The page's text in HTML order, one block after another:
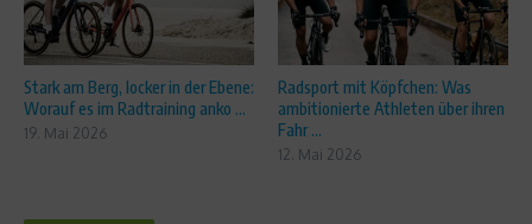
Stark am Berg, locker in der Ebene:
Worauf es im Radtraining anko ...
19. Mai 2026
Radsport mit Köpfchen: Was
ambitionierte Athleten über ihren
Fahr ...
12. Mai 2026